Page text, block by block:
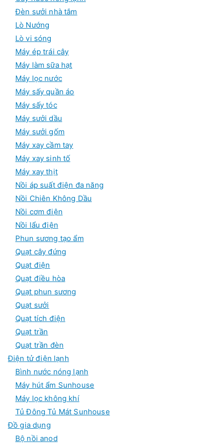
Đèn sưởi nhà tắm
Lò Nướng
Lò vi sóng
Máy ép trái cây
Máy làm sữa hạt
Máy lọc nước
Máy sấy quần áo
Máy sấy tóc
Máy sưởi dầu
Máy sưởi gốm
Máy xay cầm tay
Máy xay sinh tố
Máy xay thịt
Nồi áp suất điện đa năng
Nồi Chiên Không Dầu
Nồi cơm điện
Nồi lẩu điện
Phun sương tạo ẩm
Quạt cây đứng
Quạt điện
Quạt điều hòa
Quạt phun sương
Quạt sưởi
Quạt tích điện
Quạt trần
Quạt trần đèn
Điện tử điện lạnh
Bình nước nóng lạnh
Máy hút ẩm Sunhouse
Máy lọc không khí
Tủ Đông Tủ Mát Sunhouse
Đồ gia dụng
Bộ nồi anod